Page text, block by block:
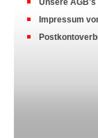
Unsere AGB's
Impressum